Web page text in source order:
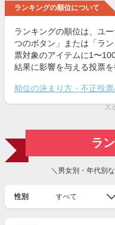
ランキングの順位について
ランキングの順位は、ユ
つのボタン」または「ラ
票対象のアイテムに1〜
結果に影響を与える投票を
順位の決まり方・不正投
ス
ラ
＼男女別・年代別
性別 すべて